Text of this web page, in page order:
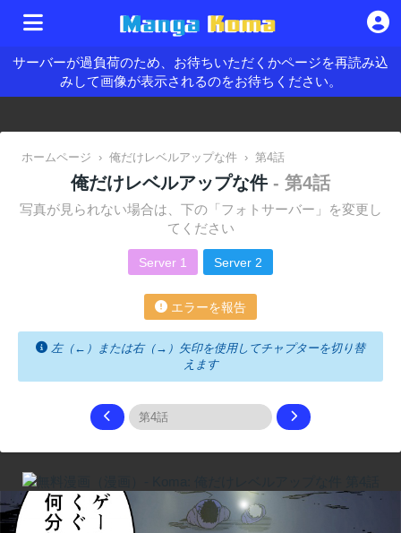
サーバーが過負荷のため、お待ちいただくかページを再読み込
みして画像が表示されるのをお待ちください。
ホームページ › 俺だけレベルアップな件 › 第4話
俺だけレベルアップな件 - 第4話
写真が見られない場合は、下の「フォトサーバー」を変更し
てください
Server 1 Server 2
エラーを報告
左（←）または右（→）矢印を使用してチャプターを切り替
えます